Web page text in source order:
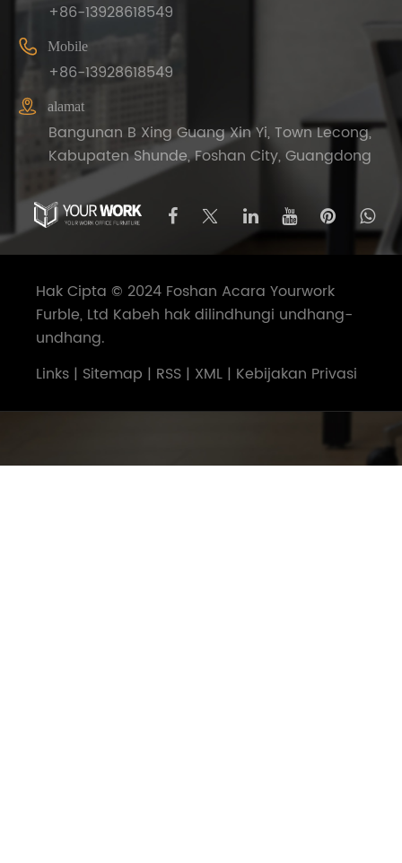
+86-13928618549
 Mobile
+86-13928618549
 alamat
Bangunan B Xing Guang Xin Yi, Town Lecong,
Kabupaten Shunde, Foshan City, Guangdong
Hak Cipta © 2024 Foshan Acara Yourwork
Furble, Ltd Kabeh hak dilindhungi undhang-
undhang.
Links | Sitemap | RSS | XML | Kebijakan Privasi